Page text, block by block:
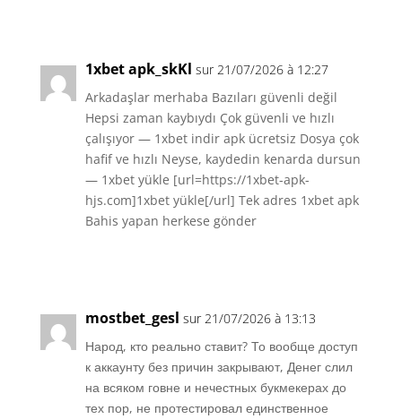
1xbet apk_skKl sur 21/07/2026 à 12:27
Arkadaşlar merhaba Bazıları güvenli değil
Hepsi zaman kaybıydı Çok güvenli ve hızlı
çalışıyor — 1xbet indir apk ücretsiz Dosya çok
hafif ve hızlı Neyse, kaydedin kenarda dursun
— 1xbet yükle [url=https://1xbet-apk-
hjs.com]1xbet yükle[/url] Tek adres 1xbet apk
Bahis yapan herkese gönder
mostbet_gesl sur 21/07/2026 à 13:13
Народ, кто реально ставит? То вообще доступ
к аккаунту без причин закрывают, Денег слил
на всяком говне и нечестных букмекерах до
тех пор, не протестировал единственное